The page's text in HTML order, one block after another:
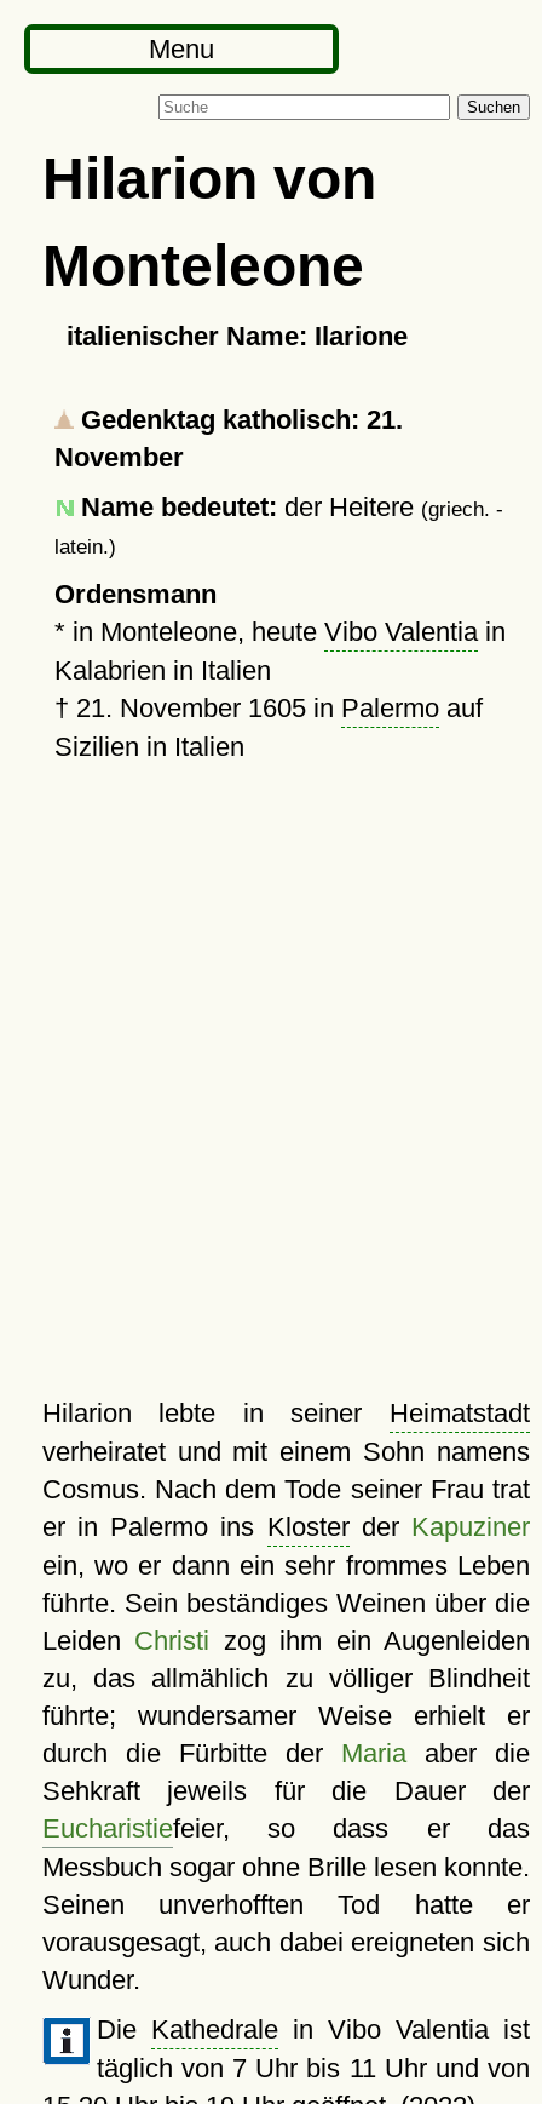
Menu
Suchen
Hilarion von
Monteleone
italienischer Name: Ilarione
Gedenktag katholisch: 21.
November
Name bedeutet: der Heitere (griech. -
latein.)
Ordensmann
* in Monteleone, heute Vibo Valentiain
Kalabrien in Italien
† 21. November 1605in Palermoauf
Sizilien in Italien
Hilarion lebte in seiner Heimatstadt
verheiratet und mit einem Sohn namens
Cosmus. Nach dem Tode seiner Frau trat
er in Palermo ins Klosterder Kapuziner
ein, wo er dann ein sehr frommes Leben
führte. Sein beständiges Weinen über die
Leiden Christi zog ihm ein Augenleiden
zu, das allmählich zu völliger Blindheit
führte; wundersamer Weise erhielt er
durch die Fürbitte der Mariaaber die
Sehkraft jeweils für die Dauer der
Eucharistiefeier, so dass er das
Messbuch sogar ohne Brille lesen konnte.
Seinen unverhofften Tod hatte er
vorausgesagt, auch dabei ereigneten sich
Wunder.
Die Kathedralein Vibo Valentia ist
täglich von 7 Uhr bis 11 Uhr und von